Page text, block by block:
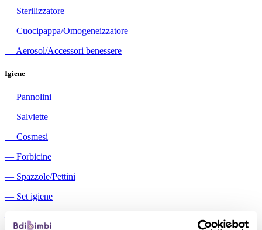
― Sterilizzatore
― Cuocipappa/Omogeneizzatore
― Aerosol/Accessori benessere
Igiene
― Pannolini
― Salviette
― Cosmesi
― Forbicine
― Spazzole/Pettini
― Set igiene